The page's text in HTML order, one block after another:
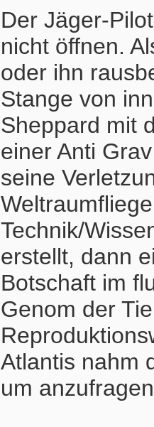
Der Jäger-
nicht öffnen.
oder ihn
Stange von
Sheppard mit
einer Anti
seine
Technik/
erstellt, dann
Botschaft im
Genom der
Atlantis nahm
um